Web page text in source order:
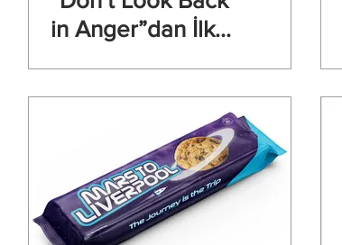
in Anger”dan İlk